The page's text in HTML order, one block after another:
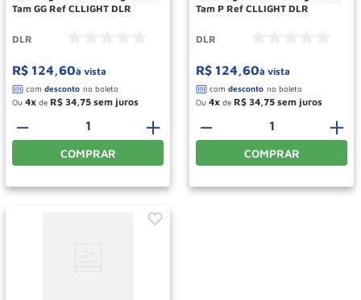
Tam GG Ref CLLIGHT DLR
DLR
R$ 124,60à vista
Ou 4 de R$ 34 75
＋
－
COMPRAR
Tam P Ref CLLIGHT DLR
DLR
R$ 124,60à vista
Ou 4 de R$ 34 75
＋
－
COMPRAR